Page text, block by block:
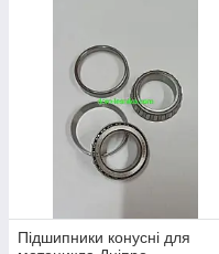
Підшипники конусні для